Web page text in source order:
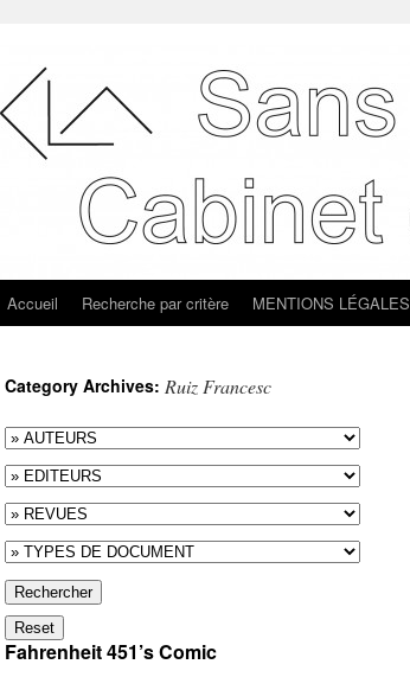
Accueil Recherche par critère MENTIONS LÉGALES
Category Archives: Ruiz Francesc
Rechercher
Reset
Fahrenheit 451’s Comic